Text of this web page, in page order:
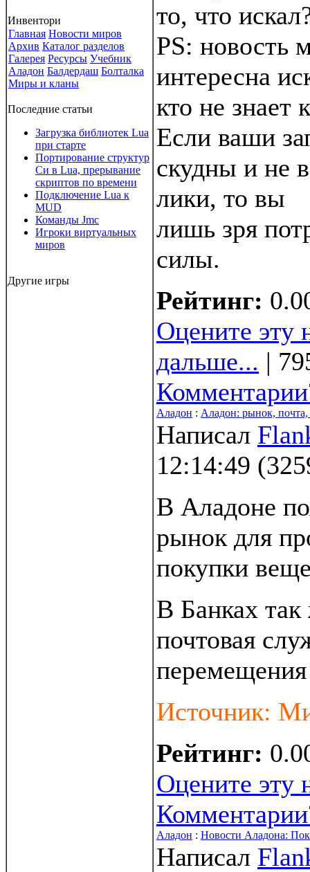
Инвентори
Главная Новости миров
Архив Каталог разделов
Галерея Ресурсы Учебник
Аладон Балдердаш Болталка
Миры и кланы
Последние статьи
Загрузка библиотек Lua
при старте
Портирование структур
Си в Lua, прерывание
скриптов по времени
Подключение Lua к
MUD
Команды Jmc
Игроки виртуальных
миров
Другие игры
то, что
PS: новость
интересна
кто не знает
Если ваши
скудны и не
лики, то вы
лишь зря
силы.
Рейтинг:
Оцените эту
дальше... |
Аладон : Аладон: рынок, почта,
Написал
12:14:49 (
В Аладоне
рынок для
покупки
В Банках так
почтовая
Источник:
Рейтинг:
Оцените эту
Аладон : Новости Аладона:
Написал